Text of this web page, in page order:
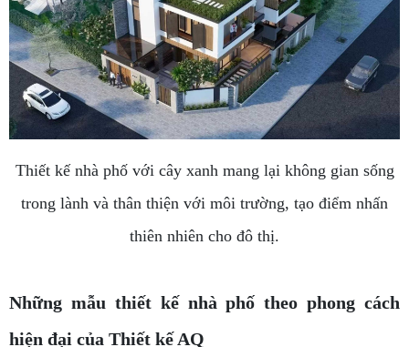
Thiết kế nhà phố với cây xanh mang lại không gian sống
trong lành và thân thiện với môi trường, tạo điểm nhấn
thiên nhiên cho đô thị.
Những mẫu thiết kế nhà phố theo phong cách
hiện đại của Thiết kế AQ